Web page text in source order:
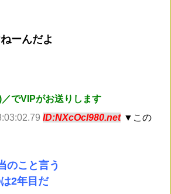
ーんだよ
でVIPがお送りします
ID:NXcOcl980.net ▼この
のこと言う
2年目だ